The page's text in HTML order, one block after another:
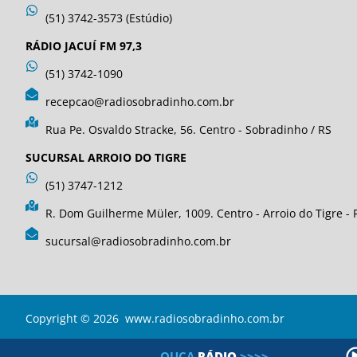
(51) 3742-3573 (Estúdio)
RÁDIO JACUÍ FM 97,3
(51) 3742-1090
recepcao@radiosobradinho.com.br
Rua Pe. Osvaldo Stracke, 56. Centro - Sobradinho / RS
SUCURSAL ARROIO DO TIGRE
(51) 3747-1212
R. Dom Guilherme Müler, 1009. Centro - Arroio do Tigre -
sucursal@radiosobradinho.com.br
Copyright © 2026 www.radiosobradinho.com.br